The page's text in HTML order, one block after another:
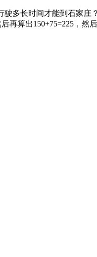
多长时间才能到石家庄
再算出150+75=225，然